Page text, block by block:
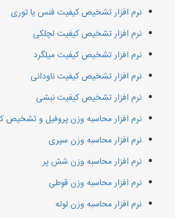
نرم افزار تشخیص کیفیت فنس یا توری
نرم افزار تشخیص کیفیت لچلکی
نرم افزار تشخیص کیفیت میلگرد
نرم افزار تشخیص کیفیت ناودانی
نرم افزار تشخیص کیفیت نبشی
نرم افزار محاسبه وزن پروفیل و تشخیص
نرم افزار محاسبه وزن سپری
نرم افزار محاسبه وزن شش پر
نرم افزار محاسبه وزن قوطی
نرم افزار محاسبه وزن لوله